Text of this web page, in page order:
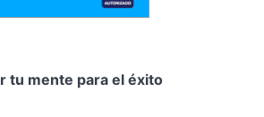
tu mente para el éxito